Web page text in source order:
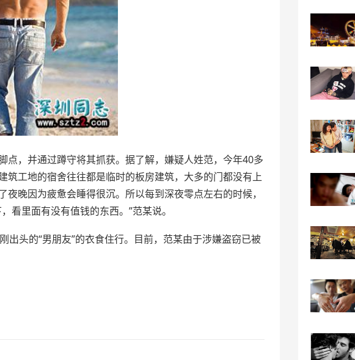
，并通过蹲守将其抓获。据了解，嫌疑人姓范，今年40多
筑工地的宿舍往往都是临时的板房建筑，大多的门都没有上
晚因为疲惫会睡得很沉。所以每到深夜零点左右的时候，
看里面有没有值钱的东西。”范某说。
头的“男朋友”的衣食住行。目前，范某由于涉嫌盗窃已被